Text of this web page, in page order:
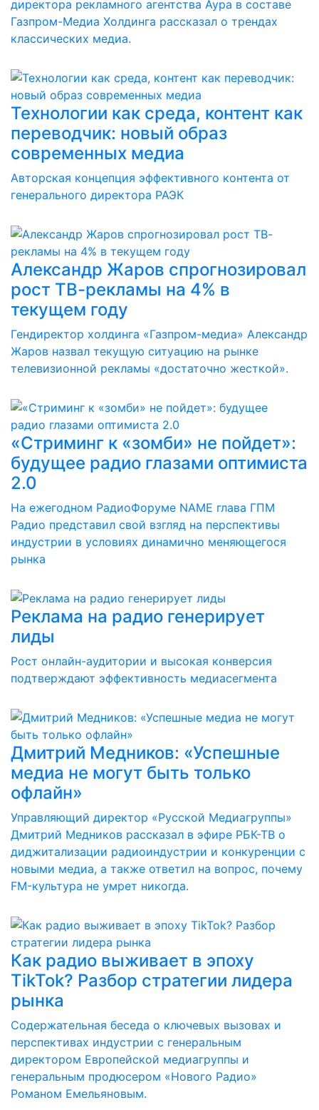
директора рекламного агентства Аура в составе
Газпром-Медиа Холдинга рассказал о трендах
классических медиа.
Технологии как среда, контент как
переводчик: новый образ
современных медиа
Авторская концепция эффективного контента от
генерального директора РАЭК
Александр Жаров спрогнозировал
рост ТВ-рекламы на 4% в
текущем году
Гендиректор холдинга «Газпром-медиа» Александр
Жаров назвал текущую ситуацию на рынке
телевизионной рекламы «достаточно жесткой».
«Стриминг к «зомби» не пойдет»:
будущее радио глазами оптимиста
2.0
На ежегодном РадиоФоруме NAME глава ГПМ
Радио представил свой взгляд на перспективы
индустрии в условиях динамично меняющегося
рынка
Реклама на радио генерирует
лиды
Рост онлайн-аудитории и высокая конверсия
подтверждают эффективность медиасегмента
Дмитрий Медников: «Успешные
медиа не могут быть только
офлайн»
Управляющий директор «Русской Медиагруппы»
Дмитрий Медников рассказал в эфире РБК-ТВ о
диджитализации радиоиндустрии и конкуренции с
новыми медиа, а также ответил на вопрос, почему
FM-культура не умрет никогда.
Как радио выживает в эпоху
TikTok? Разбор стратегии лидера
рынка
Содержательная беседа о ключевых вызовах и
перспективах индустрии с генеральным
директором Европейской медиагруппы и
генеральным продюсером «Нового Радио»
Романом Емельяновым.